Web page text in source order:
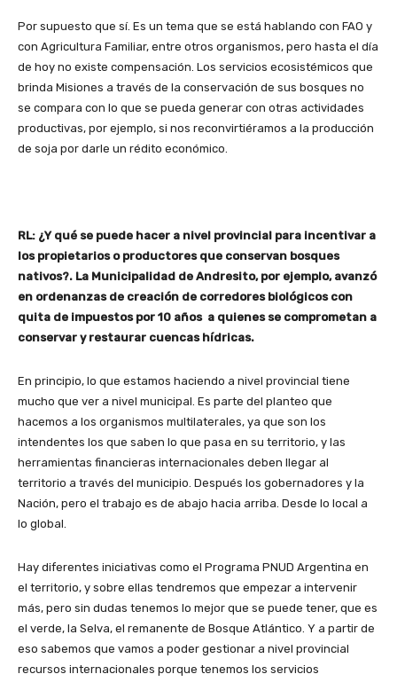
Por supuesto que sí. Es un tema que se está hablando con FAO y
con Agricultura Familiar, entre otros organismos, pero hasta el día
de hoy no existe compensación. Los servicios ecosistémicos que
brinda Misiones a través de la conservación de sus bosques no
se compara con lo que se pueda generar con otras actividades
productivas, por ejemplo, si nos reconvirtiéramos a la producción
de soja por darle un rédito económico.
RL: ¿Y qué se puede hacer a nivel provincial para incentivar a
los propietarios o productores que conservan bosques
nativos?. La Municipalidad de Andresito, por ejemplo, avanzó
en ordenanzas de creación de corredores biológicos con
quita de impuestos por 10 años a quienes se comprometan a
conservar y restaurar cuencas hídricas.
En principio, lo que estamos haciendo a nivel provincial tiene
mucho que ver a nivel municipal. Es parte del planteo que
hacemos a los organismos multilaterales, ya que son los
intendentes los que saben lo que pasa en su territorio, y las
herramientas financieras internacionales deben llegar al
territorio a través del municipio. Después los gobernadores y la
Nación, pero el trabajo es de abajo hacia arriba. Desde lo local a
lo global.
Hay diferentes iniciativas como el Programa PNUD Argentina en
el territorio, y sobre ellas tendremos que empezar a intervenir
más, pero sin dudas tenemos lo mejor que se puede tener, que es
el verde, la Selva, el remanente de Bosque Atlántico. Y a partir de
eso sabemos que vamos a poder gestionar a nivel provincial
recursos internacionales porque tenemos los servicios